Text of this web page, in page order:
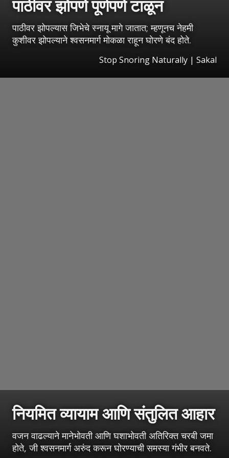
पाठीवर झोपणे पूर्णपणे टाळून
पाठीवर झोपल्यास जिभेचे स्नायू मागे जातात; म्हणूनच नेहमी
कुशीवर झोपल्याने श्वसनमार्ग मोकळा राहून घोरणे बंद होते.
Stop Snoring Naturally | Sakal
नियमित व्यायाम आणि संतुलित आहार
वजन वाढल्याने मानेभोवती आणि घशाभोवती अतिरिक्त चरबी जमा
होते, जी श्वसनमार्ग अरुंद करून घोरण्याची समस्या गंभीर बनवते.